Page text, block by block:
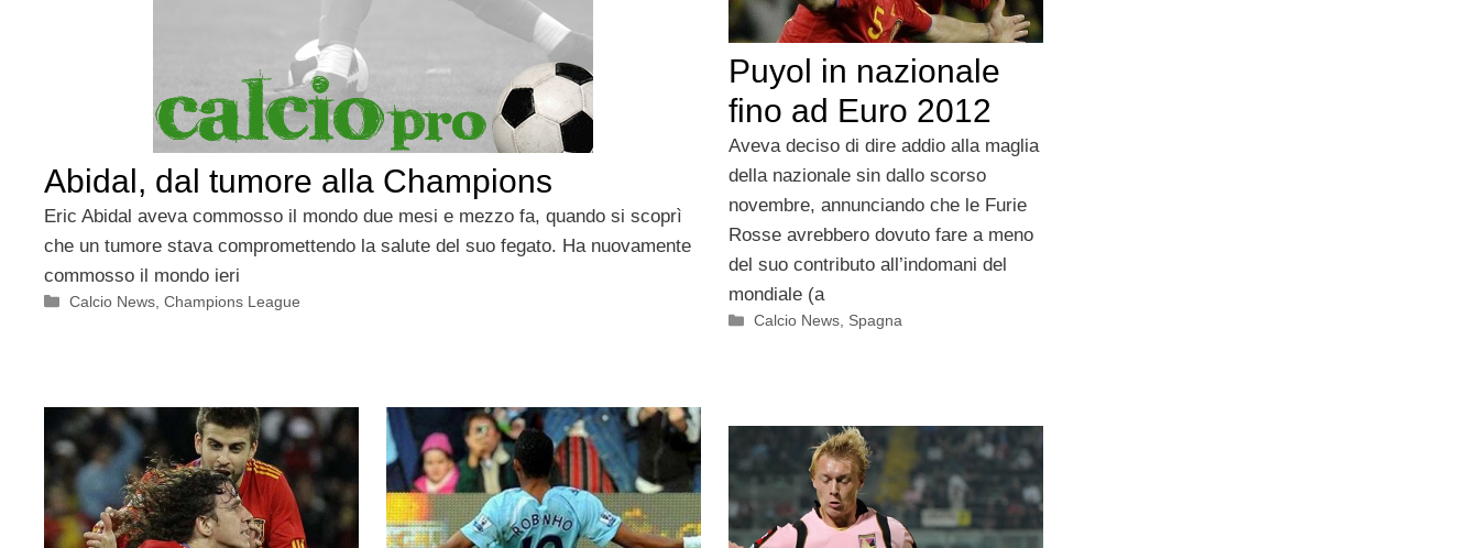
Abidal, dal tumore alla Champions
Eric Abidal aveva commosso il mondo due mesi e mezzo fa, quando si scoprì
che un tumore stava compromettendo la salute del suo fegato. Ha nuovamente
commosso il mondo ieri
Categorie
Calcio News ,Champions League
Puyol in nazionale
fino ad Euro 2012
Aveva deciso di dire addio alla maglia
della nazionale sin dallo scorso
novembre, annunciando che le Furie
Rosse avrebbero dovuto fare a meno
del suo contributo all’indomani del
mondiale (a
Categorie
Calcio News Spagna